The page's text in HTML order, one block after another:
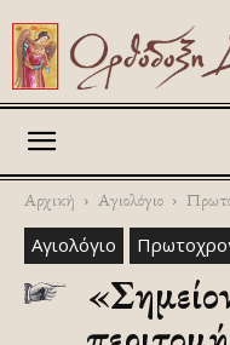
Αρχική Αγιολόγιο
Αγιολόγιο